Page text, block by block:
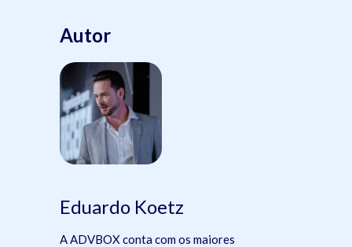
Autor
Eduardo Koetz
A ADVBOX conta com os maiores